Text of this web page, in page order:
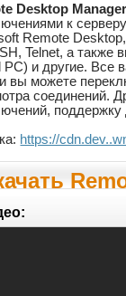
Desktop
к
Remote
Telnet, а также
PC) и другие. Все
вы можете
соединений.
поддержку
https://